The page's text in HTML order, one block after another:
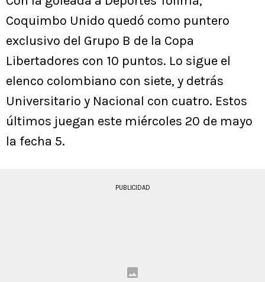
Coquimbo Unido quedó como puntero
exclusivo del Grupo B de la Copa
Libertadores con 10 puntos. Lo sigue el
elenco colombiano con siete, y detrás
Universitario y Nacional con cuatro. Estos
últimos juegan este miércoles 20 de mayo
la fecha 5.
PUBLICIDAD